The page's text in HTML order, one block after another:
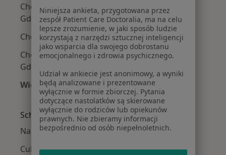
Choroby endokrynologiczne w Starogardzie
Gdańskim
Choroby endokrynologiczne w Wejherowie
Choroby endokrynologiczne w Pruszczu
Gdańskim
Więcej (2)
Więcej w kategorii: W pobliżu Gdańska
Schorzenia w Gdańsku
Nadciśnienie tętnicze w Gdańsku
Cukrzyca w Gdańsku
Niniejsza ankieta, przygotowana przez
zespół Patient Care Doctoralia, ma na celu
lepsze zrozumienie, w jaki sposób ludzie
korzystają z narzędzi sztucznej inteligencji
jako wsparcia dla swojego dobrostanu
emocjonalnego i zdrowia psychicznego.
Udział w ankiecie jest anonimowy, a wyniki
będą analizowane i prezentowane
wyłącznie w formie zbiorczej. Pytania
dotyczące nastolatków są skierowane
wyłącznie do rodziców lub opiekunów
prawnych. Nie zbieramy informacji
bezpośrednio od osób niepełnoletnich.